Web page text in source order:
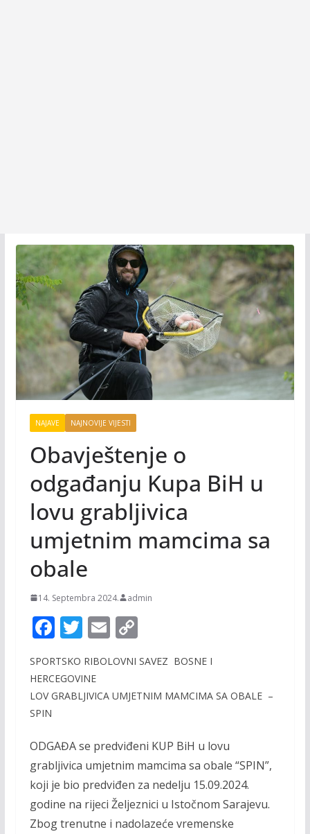
NAJAVE NAJNOVIJE VIJESTI
Obavještenje o
odgađanju Kupa BiH u
lovu grabljivica
umjetnim mamcima sa
obale
14. Septembra 2024. admin
F
e
b
o
k
T
itt
er
E
ai
l
C
p
y
n
k
SPORTSKO RIBOLOVNI SAVEZ BOSNE I
HERCEGOVINE
LOV GRABLJIVICA UMJETNIM MAMCIMA SA OBALE –
SPIN
ODGAĐA se predviđeni KUP BiH u lovu
grabljivica umjetnim mamcima sa obale “SPIN”,
koji je bio predviđen za nedelju 15.09.2024.
godine na rijeci Željeznici u Istočnom Sarajevu.
Zbog trenutne i nadolazeće vremenske